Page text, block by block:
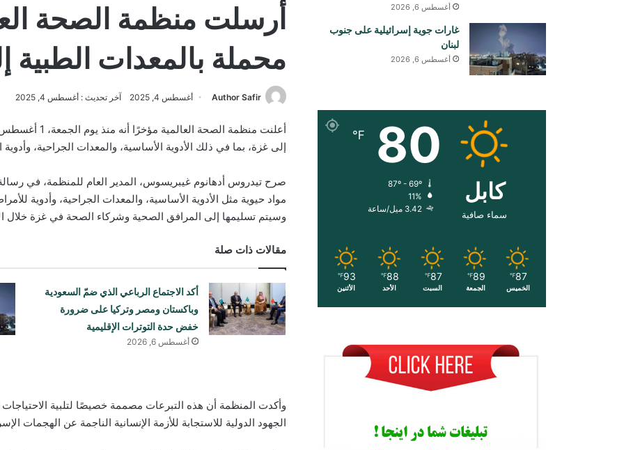
محملة بالمعدات الطبية
Author Safir أغسطس 4, 2025 آخر تحديث : أغسطس 4, 2025
إلى غزة، بما في ذلك الأدوية الأساسية، والمعدات الجراحية،
مواد حيوية مثل الأدوية الأساسية، والمعدات الجراحية، وأدوية
وسيتم تسليمها إلى المرافق الصحية وشركاء الصحة في غزة خلال
مقالات ذات صلة
أكد الاجتماع الرباعي الذي ضمّ السعودية
وباكستان ومصر وتركيا على ضرورة
خفض حدة التوترات الإقليمية
أغسطس 6, 2026
وأكدت المنظمة أن هذه التبرعات مصممة خصيصًا لتلبية
الجهود الدولية للاستجابة للأزمة الإنسانية الناجمة عن الهجمات
أغسطس 6, 2026
غارات جوية إسرائيلية على جنوب
لبنان
أغسطس 6, 2026
کابل
سماء صافية
80
℉
11%
3.42 ميل/ساعة
87
℉
الخميس
89
℉
الجمعة
87
℉
السبت
88
℉
الأحد
93
℉
الأثنين